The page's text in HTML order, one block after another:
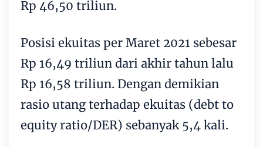
Rp 46,50 triliun.
Posisi ekuitas per Maret 2021 sebesar
Rp 16,49 triliun dari akhir tahun lalu
Rp 16,58 triliun. Dengan demikian
rasio utang terhadap ekuitas (debt to
equity ratio/DER) sebanyak 5,4 kali.